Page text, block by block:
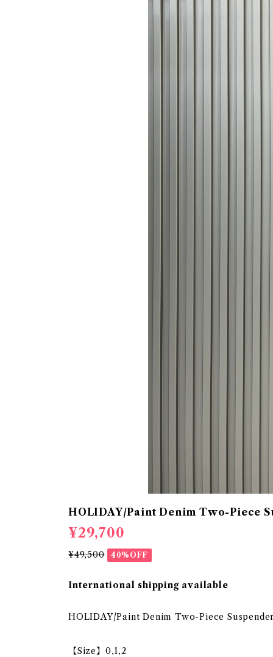
HOLIDAY/Paint Denim Two-Piece
¥29,700
¥49,500 40%OFF
International shipping available
HOLIDAY/Paint Denim Two-Piece Suspender
【Size】0,1,2